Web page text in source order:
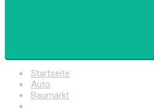
Startseite
Auto
Baumarkt